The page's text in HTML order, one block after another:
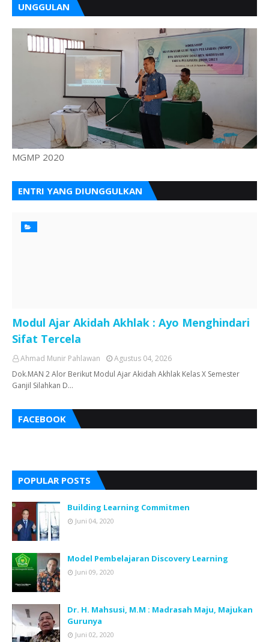
UNGGULAN
MGMP 2020
ENTRI YANG DIUNGGULKAN
Modul Ajar Akidah Akhlak : Ayo Menghindari
Sifat Tercela
Ahmad Munir Pahlawan
Agustus 04, 2026
Dok.MAN 2 Alor Berikut Modul Ajar Akidah Akhlak Kelas X Semester
Ganjil Silahkan D…
FACEBOOK
POPULAR POSTS
Building Learning Commitmen
Juni 04, 2020
Model Pembelajaran Discovery Learning
Juni 09, 2020
Dr. H. Mahsusi, M.M : Madrasah Maju, Majukan
Gurunya
Juni 02, 2020